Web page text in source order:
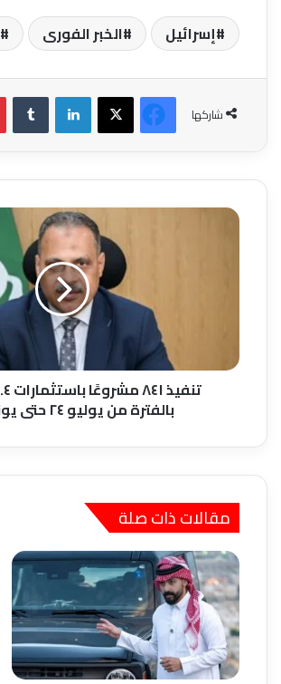
إسرائيل الخبر الفورى
شاركها
فيسبوك‫X لينكدإن
تنفيذ
من
يونيو
بالفترة من يوليو ٢٤ حتى يونيو ٢٠٢٦
مقالات ذات صلة